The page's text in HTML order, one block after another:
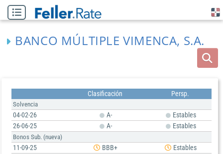
BANCO MÚLTIPLE VIMENCA, S.A.
Clasificación Persp.
Solvencia
04-02-26 A-
Estables
26-06-25
A- Estables
Bonos Sub. (nueva)
11-09-25 BBB+ Estables